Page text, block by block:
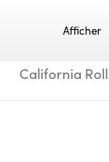
Afficher
California